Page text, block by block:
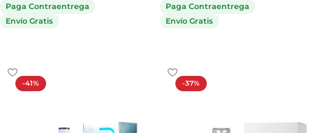
Paga Contraentrega
Envío Gratis
Paga Contraentrega
Envío Gratis
-41% -37%